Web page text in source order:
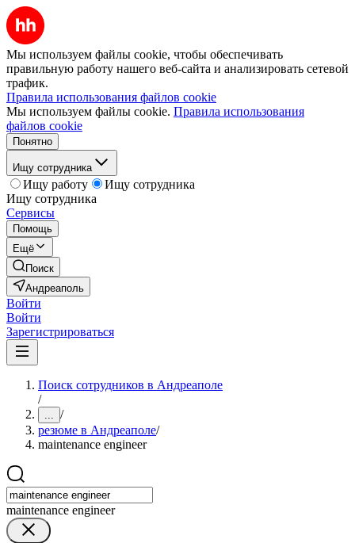
Мы используем файлы cookie, чтобы обеспечивать
правильную работу нашего веб-сайта и анализировать сетевой
трафик.
Правила использования файлов cookie
Мы используем файлы cookie. Правила использования
файлов cookie
Понятно
Ищу сотрудника
Ищу работу
Ищу сотрудника
Ищу сотрудника
Сервисы
Помощь
Ещё
Поиск
Андреаполь
Войти
Войти
Зарегистрироваться
Поиск сотрудников в Андреаполе
/
... /
резюме в Андреаполе/
maintenance engineer
maintenance engineer